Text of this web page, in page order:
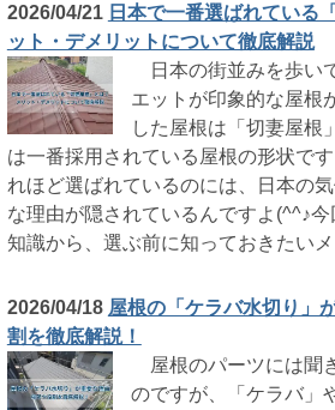
2026/04/21 日本で一番選ばれている
ット・デメリットについて徹底解説
日本の街並みを歩い
エットが印象的な屋根
した屋根は「切妻屋根
は一番採用されている屋根の形状で
れほど選ばれているのには、日本の
な理由が隠されているんですよ(^^♪
知識から、選ぶ前に知っておきたい
2026/04/18 屋根の「ケラバ水切り」
割を徹底解説！
屋根のパーツには聞
のですが、「ケラバ」